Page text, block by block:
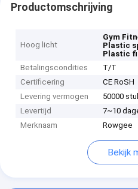
Productomschrijving
Hoog licht
Gym
Plastic
Plastic
Betalingscondities
T/T
Certificering
CE RoSH
Levering vermogen
50000
Levertijd
7~10
Merknaam
Rowgee
Bekijk